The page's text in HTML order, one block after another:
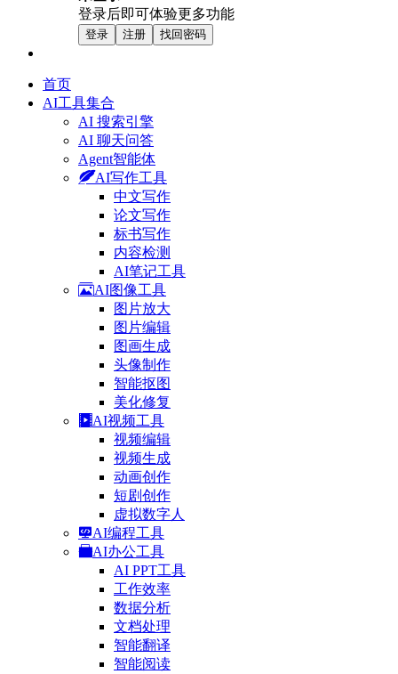
登录后即可体验更多功能
登录 注册 找回密码
首页
AI工具集合
AI 搜索引擎
AI 聊天问答
Agent智能体
AI写作工具
中文写作
论文写作
标书写作
内容检测
AI笔记工具
AI图像工具
图片放大
图片编辑
图画生成
头像制作
智能抠图
美化修复
AI视频工具
视频编辑
视频生成
动画创作
短剧创作
虚拟数字人
AI编程工具
AI办公工具
AI PPT工具
工作效率
数据分析
文档处理
智能翻译
智能阅读